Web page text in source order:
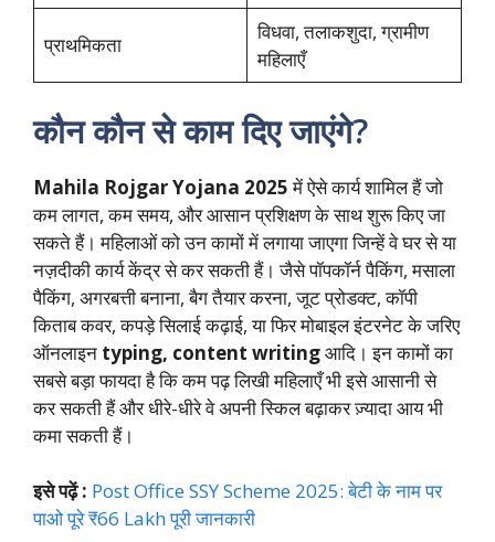
प्राथमिकता
विधवा, तलाकशुदा, ग्रामीण
महिलाएँ
कौन कौन से काम दिए जाएंगे?
Mahila Rojgar Yojana 2025में ऐसे कार्य शामिल हैं जो
कम लागत, कम समय, और आसान प्रशिक्षण के साथ शुरू किए जा
सकते हैं। महिलाओं को उन कामों में लगाया जाएगा जिन्हें वे घर से या
नज़दीकी कार्य केंद्र से कर सकती हैं। जैसे पॉपकॉर्न पैकिंग, मसाला
पैकिंग, अगरबत्ती बनाना, बैग तैयार करना, जूट प्रोडक्ट, कॉपी
किताब कवर, कपड़े सिलाई कढ़ाई, या फिर मोबाइल इंटरनेट के जरिए
ऑनलाइन typing, content writingआदि। इन कामों का
सबसे बड़ा फायदा है कि कम पढ़ लिखी महिलाएँ भी इसे आसानी से
कर सकती हैं और धीरे-धीरे वे अपनी स्किल बढ़ाकर ज़्यादा आय भी
कमा सकती हैं।
इसे पढ़ें : Post Office SSY Scheme 2025: बेटी के नाम पर
पाओ पूरे ₹66 Lakh पूरी जानकारी